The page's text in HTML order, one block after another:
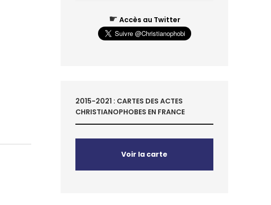
☛ Accès au Twitter
2015-2021 : CARTES DES ACTES
CHRISTIANOPHOBES EN FRANCE
Voir la carte